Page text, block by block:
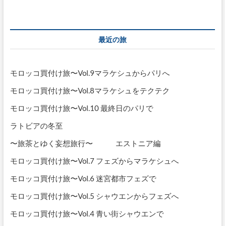
ゲ
ョ
ン
最近の旅
モロッコ買付け旅〜Vol.9マラケシュからパリへ
モロッコ買付け旅〜Vol.8マラケシュをテクテク
モロッコ買付け旅〜Vol.10 最終日のパリで
ラトビアの冬至
〜旅茶とゆく妄想旅行〜 エストニア編
モロッコ買付け旅〜Vol.7 フェズからマラケシュへ
モロッコ買付け旅〜Vol.6 迷宮都市フェズで
モロッコ買付け旅〜Vol.5 シャウエンからフェズへ
モロッコ買付け旅〜Vol.4 青い街シャウエンで